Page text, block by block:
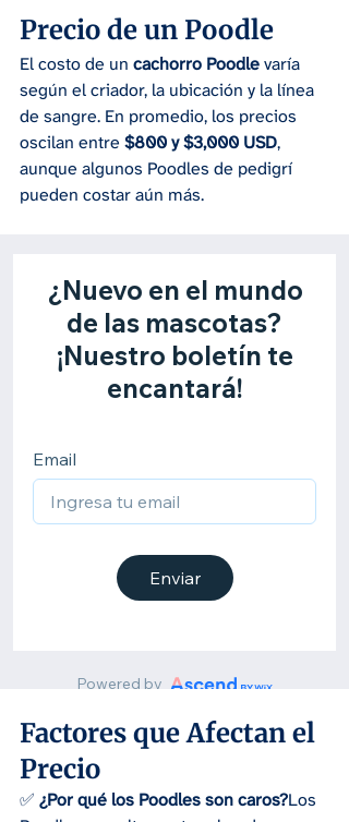
Precio de un Poodle
El costo de un cachorro Poodle varía
según el criador, la ubicación y la línea
de sangre. En promedio, los precios
oscilan entre $800 y $3,000 USD,
aunque algunos Poodles de pedigrí
pueden costar aún más.
Factores que Afectan el
Precio
✅ ¿Por qué los Poodles son caros?Los